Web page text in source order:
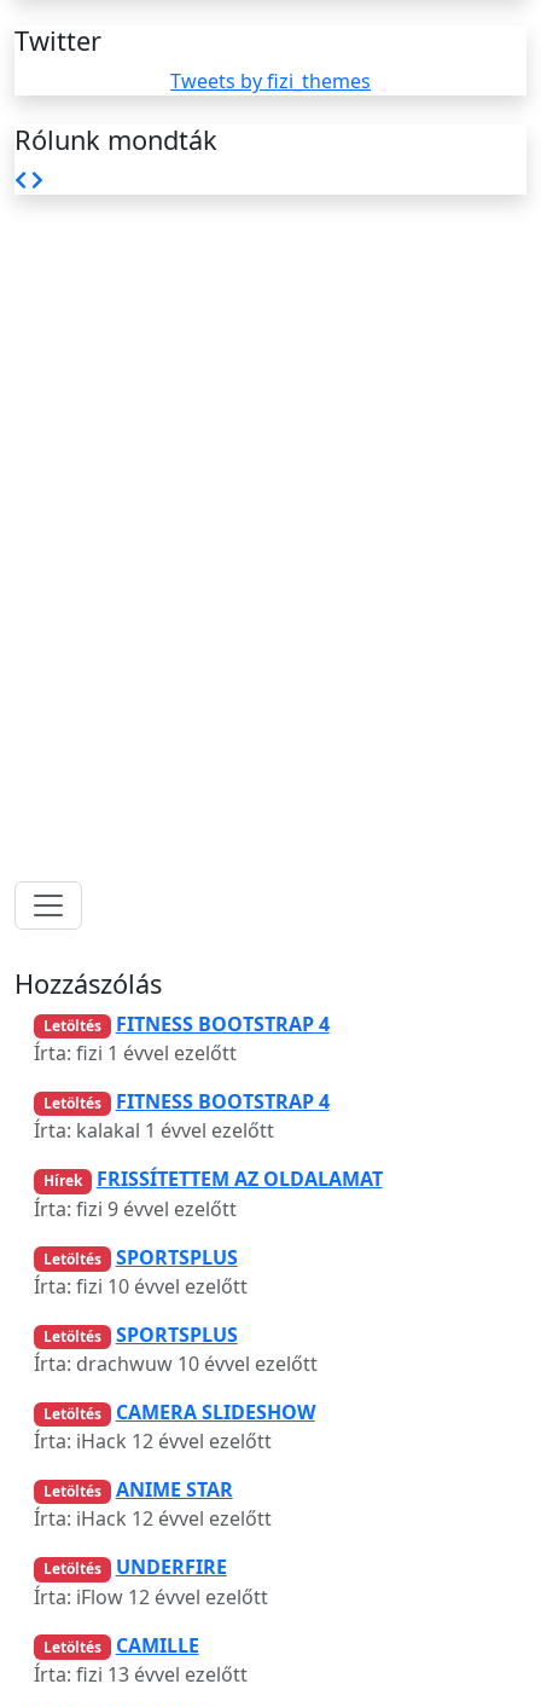
Twitter
Tweets by fizi_themes
Rólunk mondták
Hozzászólás
Letöltés
FITNESS BOOTSTRAP 4
Írta: fizi 1 évvel ezelőtt
Letöltés
FITNESS BOOTSTRAP 4
Írta: kalakal 1 évvel ezelőtt
Hírek
FRISSÍTETTEM AZ OLDALAMAT
Írta: fizi 9 évvel ezelőtt
Letöltés
SPORTSPLUS
Írta: fizi 10 évvel ezelőtt
Letöltés
SPORTSPLUS
Írta: drachwuw 10 évvel ezelőtt
Letöltés
CAMERA SLIDESHOW
Írta: iHack 12 évvel ezelőtt
Letöltés
ANIME STAR
Írta: iHack 12 évvel ezelőtt
Letöltés
UNDERFIRE
Írta: iFlow 12 évvel ezelőtt
Letöltés
CAMILLE
Írta: fizi 13 évvel ezelőtt